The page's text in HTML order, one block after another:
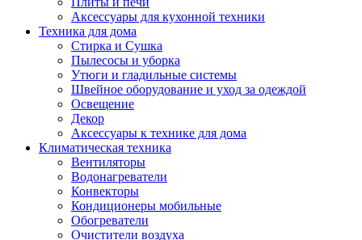
Аксессуары для кухонной техники
Техника для дома
Стирка и Сушка
Пылесосы и уборка
Утюги и гладильные системы
Швейное оборудование и уход за одеждой
Освещение
Декор
Аксессуары к технике для дома
Климатическая техника
Вентиляторы
Водонагреватели
Конвекторы
Кондиционеры мобильные
Обогреватели
Очистители воздуха